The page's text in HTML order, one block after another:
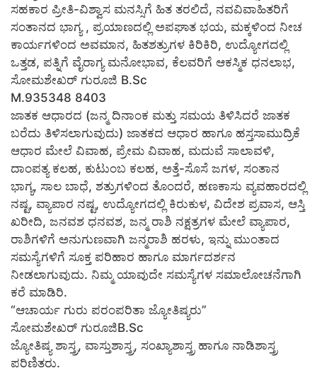
ಸಹಕಾರ ಪ್ರೀತಿ-ವಿಶ್ವಾಸ ಮನಸ್ಸಿಗೆ ಹಿತ ತರಲಿದೆ, ನವವಿವಾಹಿತರಿಗೆ
ಸಂತಾನದ ಭಾಗ್ಯ , ಪ್ರಯಾಣದಲ್ಲಿ ಅಪಘಾತ ಭಯ, ಮಕ್ಕಳಿಂದ ನೀಚ
ಕಾರ್ಯಗಳಿಂದ ಅವಮಾನ, ಹಿತಶತ್ರುಗಳ ಕಿರಿಕಿರಿ, ಉದ್ಯೋಗದಲ್ಲಿ
ಒತ್ತಡ, ಪತ್ನಿಗೆ ವೈರಾಗ್ಯ ಮನೋಭಾವ, ಕೆಲವರಿಗೆ ಆಕಸ್ಮಿಕ ಧನಲಾಭ,
ಸೋಮಶೇಖರ್ ಗುರೂಜಿ B.Sc
M.935348 8403
ಜಾತಕ ಆಧಾರದ (ಜನ್ಮ ದಿನಾಂಕ ಮತ್ತು ಸಮಯ ತಿಳಿಸಿದರೆ ಜಾತಕ
ಬರೆದು ತಿಳಿಸಲಾಗುವುದು) ಜಾತಕದ ಆಧಾರ ಹಾಗೂ ಹಸ್ತಸಾಮುದ್ರಿಕೆ
ಆಧಾರ ಮೇಲೆ ವಿವಾಹ, ಪ್ರೇಮ ವಿವಾಹ, ಮದುವೆ ಸಾಲಾವಳಿ,
ದಾಂಪತ್ಯ ಕಲಹ, ಕುಟುಂಬ ಕಲಹ, ಅತ್ತೆ-ಸೊಸೆ ಜಗಳ, ಸಂತಾನ
ಭಾಗ್ಯ, ಸಾಲ ಬಾಧೆ, ಶತ್ರುಗಳಿಂದ ತೊಂದರೆ, ಹಣಕಾಸು ವ್ಯವಹಾರದಲ್ಲಿ
ನಷ್ಟ, ವ್ಯಾಪಾರ ನಷ್ಟ, ಉದ್ಯೋಗದಲ್ಲಿ ಕಿರುಕುಳ, ವಿದೇಶ ಪ್ರವಾಸ, ಆಸ್ತಿ
ಖರೀದಿ, ಜನವಶ ಧನವಶ, ಜನ್ಮ ರಾಶಿ ನಕ್ಷತ್ರಗಳ ಮೇಲೆ ವ್ಯಾಪಾರ,
ರಾಶಿಗಳಿಗೆ ಅನುಗುಣವಾಗಿ ಜನ್ಮರಾಶಿ ಹರಳು, ಇನ್ನು ಮುಂತಾದ
ಸಮಸ್ಯೆಗಳಿಗೆ ಸೂಕ್ತ ಪರಿಹಾರ ಹಾಗೂ ಮಾರ್ಗದರ್ಶನ
ನೀಡಲಾಗುವುದು. ನಿಮ್ಮ ಯಾವುದೇ ಸಮಸ್ಯೆಗಳ ಸಮಾಲೋಚನೆಗಾಗಿ
ಕರೆ ಮಾಡಿರಿ.
“ಆಚಾರ್ಯ ಗುರು ಪರಂಪರಿತಾ ಜ್ಯೋತಿಷ್ಯರು”
ಸೋಮಶೇಖರ್ ಗುರೂಜಿB.Sc
ಜ್ಯೋತಿಷ್ಯ ಶಾಸ್ತ್ರ, ವಾಸ್ತುಶಾಸ್ತ್ರ, ಸಂಖ್ಯಾಶಾಸ್ತ್ರ ಹಾಗೂ ನಾಡಿಶಾಸ್ತ್ರ
ಪರಿಣಿತರು.